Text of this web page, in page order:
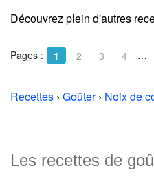
Découvrez plein d'autres
Pages : 1 2 3 4 …
Recettes › Goûter › Noix de
Les recettes de